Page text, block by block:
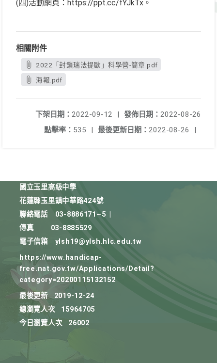
(四)活動網頁：https://ppt.cc/fYJkTx。
相關附件
2022「封鎖瑞法提歐」科學營-簡章.pdf
海報.pdf
發佈日期： 2022-08-26
下架日期： 2022-09-12
|
最後更新日期： 2022-08-26 |
點擊率： 535 |
國立玉里高級中學
花蓮縣玉里鎮中華路424號
聯絡電話
03-8886171~5
傳真
03-8885529
電子信箱
ylsh19@ylsh.hlc.edu.tw
https://www.handicap-
free.nat.gov.tw/Applications/Detail?
category=20200115132152
最後更新
2019-12-24
總瀏覽人次
15964705
今日瀏覽人次
26002